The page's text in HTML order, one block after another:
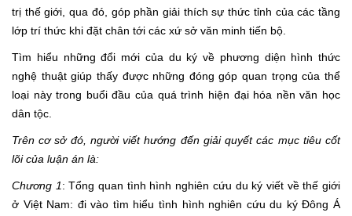
trị thế giới, qua đó, góp phần giải thích sự thức tỉnh của các tầng
lớp trí thức khi đặt chân tới các xứ sở văn minh tiến bộ.
Tìm hiểu những đổi mới của du ký về phương diện hình thức
nghệ thuật giúp thấy được những đóng góp quan trọng của thể
loại này trong buổi đầu của quá trình hiện đại hóa nền văn học
dân tộc.
Trên cơ sở đó, người viết hướng đến giải quyết các mục tiêu cốt
lõi của luận án là:
Chương 1: Tổng quan tình hình nghiên cứu du ký viết về thế giới
ở Việt Nam: đi vào tìm hiểu tình hình nghiên cứu du ký Đông Á